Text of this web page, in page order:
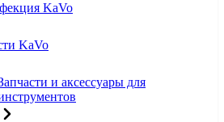
KaVo
KaVo
и аксессуары для